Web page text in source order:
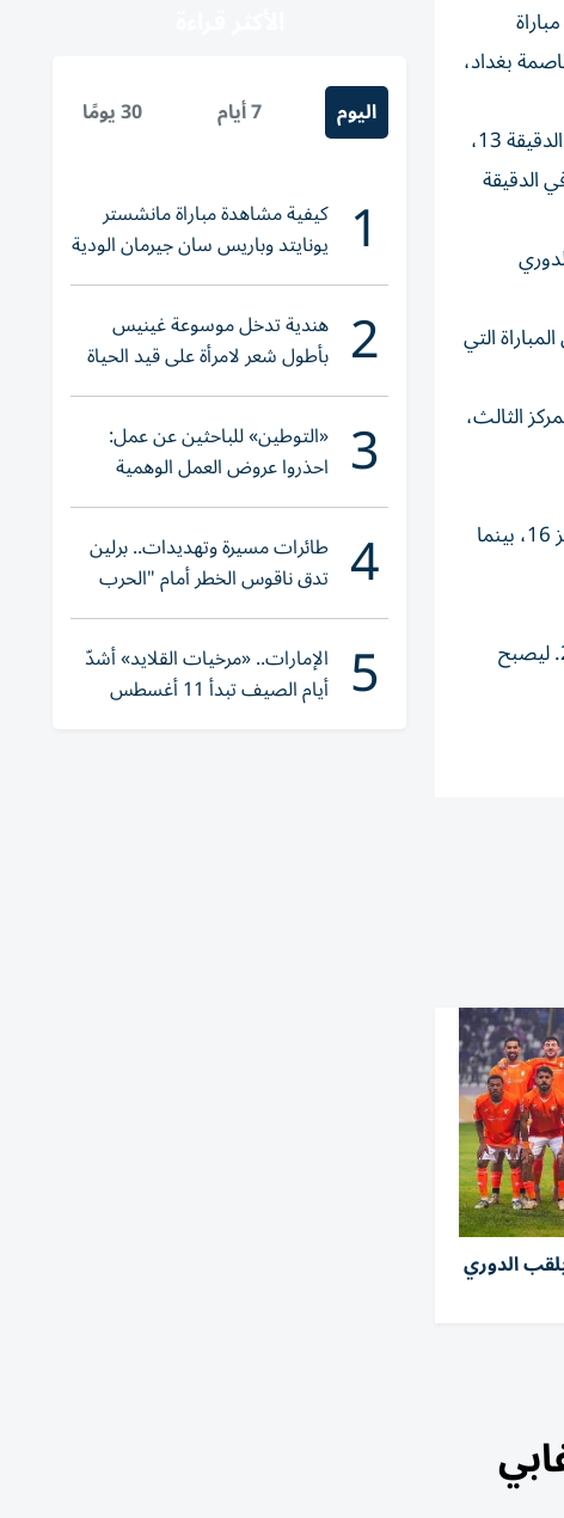
في العاصمة بغداد،
الشوط الأول تميز فيه الزوراء الذي فرض هيمنته على المباراة، وتمكن من تسجيل هدفه الوحيد بواسطة لاعبه هيران أحمد، في الدقيقة 13،
الدقيقة
عليه في المواسم الأربعة الماضية، بعد خسارته المفاجئة أمام ضيفه فريق أربيل 0-2 في المباراة التي
أربيل رصيده إلى 70 نقطة، ليحتفظ بالمركز الثالث،
سجل هدف الميناء والمباراة الوحيد اللاعب زين العابدين جاسم في الدقيقة 56. ليرفع الميناء رصيده إلى 39 نقطة، ليبقى بالمركز 16، بينما
سجل هدفي نوروز اللاعب محمد دولاور في الدقيقتين 55 و75، بينما سجل هدف زاخو الوحيد اللاعب هادي صالح بالدقيقة 21. ليصبح
الدوري
اليوم 7 أيام 30 يومًا
1 كيفية مشاهدة مباراة مانشستر
يونايتد وباريس سان جيرمان الودية
والقنوات الناقلة
2 هندية تدخل موسوعة غينيس
بأطول شعر لامرأة على قيد الحياة
3 «التوطين» للباحثين عن عمل:
احذروا عروض العمل الوهمية
وتحققوا عبر «الباركود»
4 طائرات مسيرة وتهديدات.. برلين
تدق ناقوس الخطر أمام "الحرب
الهجينة"
5 الإمارات.. «مرخيات القلايد» أشدّ
أيام الصيف تبدأ 11 أغسطس